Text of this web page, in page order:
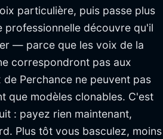
particulière, puis passe plus
professionnelle découvre qu'il
— parce que les voix de la
correspondront pas aux
Perchance ne peuvent pas
que modèles clonables. C'est
: payez rien maintenant,
Plus tôt vous basculez, moins